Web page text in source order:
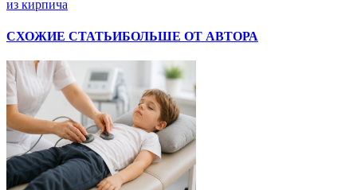
из кирпича
СХОЖИЕ СТАТЬИБОЛЬШЕ ОТ АВТОРА